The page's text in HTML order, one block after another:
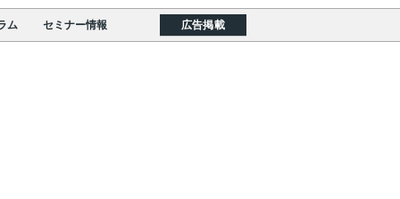
ム セミナー情報 広告掲載